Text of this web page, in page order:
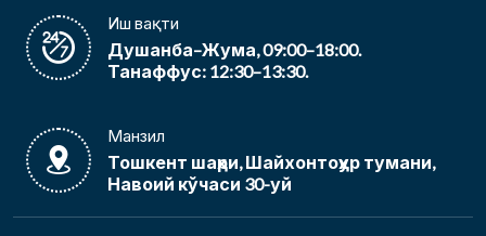
Иш вақти
Душанба–Жума, 09:00–18:00.
Танаффус: 12:30–13:30.
Манзил
Тошкент шаҳри, Шайхонтоҳур тумани,
Навоий кўчаси 30-уй